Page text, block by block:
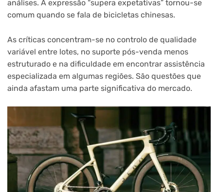
análises. A expressão “supera expetativas” tornou-se
comum quando se fala de bicicletas chinesas.
As críticas concentram-se no controlo de qualidade
variável entre lotes, no suporte pós-venda menos
estruturado e na dificuldade em encontrar assistência
especializada em algumas regiões. São questões que
ainda afastam uma parte significativa do mercado.